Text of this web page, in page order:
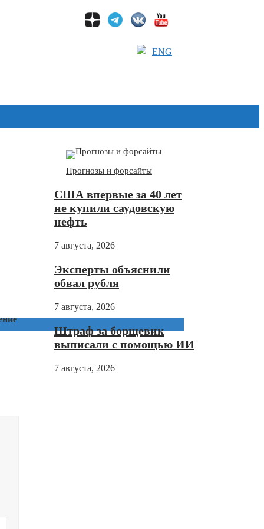
ENG
Прогнозы и форсайты
США впервые за 40 лет
не купили саудовскую
нефть
7 августа, 2026
Эксперты объяснили
обвал рубля
7 августа, 2026
Штраф за борщевик
выписали с помощью ИИ
7 августа, 2026